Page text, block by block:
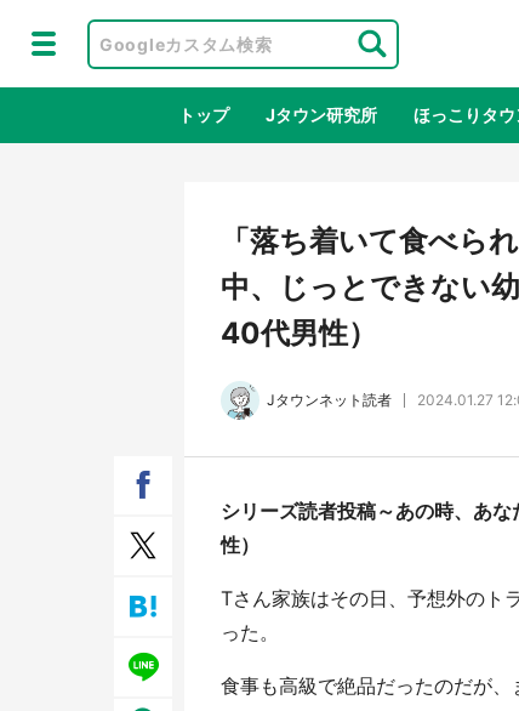
トップ Jタウン研究所 ほっこりタウ
地域×
服！？ 県公式プロモ動画で「聖地」
が生産されてます【7／31～1／31】
「落ち着いて食べら
中、じっとできない
40代男性）
Jタウンネット読者 2024.01.27
シリーズ読者投稿～あの時、あ
性）
Tさん家族はその日、予想外のト
った。
食事も高級で絶品だったのだが、